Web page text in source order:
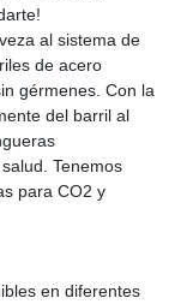
al sistema de
de acero
gérmenes. Con la
del barril al
Tenemos
para CO2 y
en diferentes